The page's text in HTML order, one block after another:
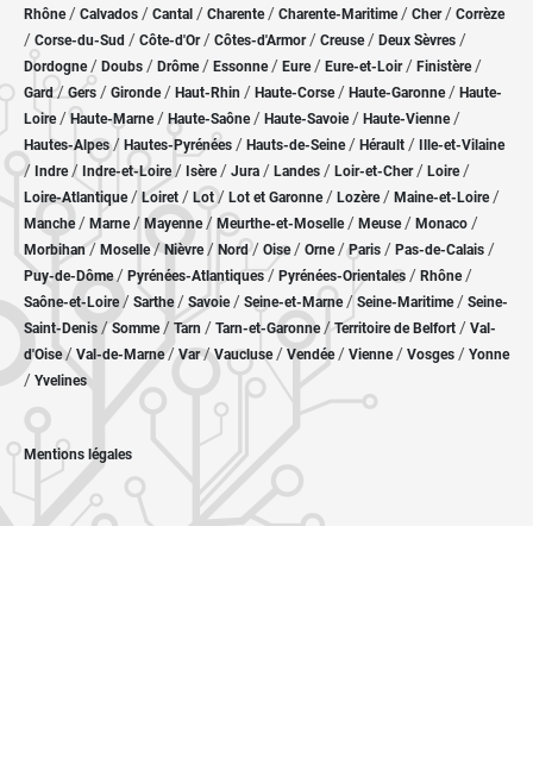
Rhône/ Calvados / Cantal / Charente / Charente-Maritime/ Cher / Corrèze
/ Corse-du-Sud / Côte-d'Or / Côtes-d'Armor/ Creuse/ Deux Sèvres /
Dordogne/ Doubs / Drôme/ Essonne / Eure/ Eure-et-Loir / Finistère/
Gard/Gers / Gironde/ Haut-Rhin / Haute-Corse/ Haute-Garonne/ Haute-
Loire/Haute-Marne/ Haute-Saône/ Haute-Savoie/ Haute-Vienne/
Hautes-Alpes/ Hautes-Pyrénées / Hauts-de-Seine/ Hérault / Ille-et-Vilaine
/ Indre/ Indre-et-Loire/ Isère/ Jura / Landes / Loir-et-Cher/ Loire/
Loire-Atlantique/ Loiret / Lot/ Lot et Garonne/ Lozère / Maine-et-Loire/
Manche/ Marne/ Mayenne/ Meurthe-et-Moselle/ Meuse/ Monaco /
Morbihan/ Moselle/ Nièvre / Nord/ Oise / Orne/Paris / Pas-de-Calais /
Puy-de-Dôme/ Pyrénées-Atlantiques / Pyrénées-Orientales / Rhône/
Saône-et-Loire/ Sarthe/ Savoie/ Seine-et-Marne/ Seine-Maritime/ Seine-
Saint-Denis /Somme/ Tarn / Tarn-et-Garonne/Territoire de Belfort / Val-
d'Oise/ Val-de-Marne/Var/Vaucluse/ Vendée/ Vienne/ Vosges / Yonne
/ Yvelines
Mentions légales